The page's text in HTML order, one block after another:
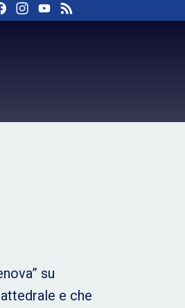
FacebookInstagram
YouTube
su
e che